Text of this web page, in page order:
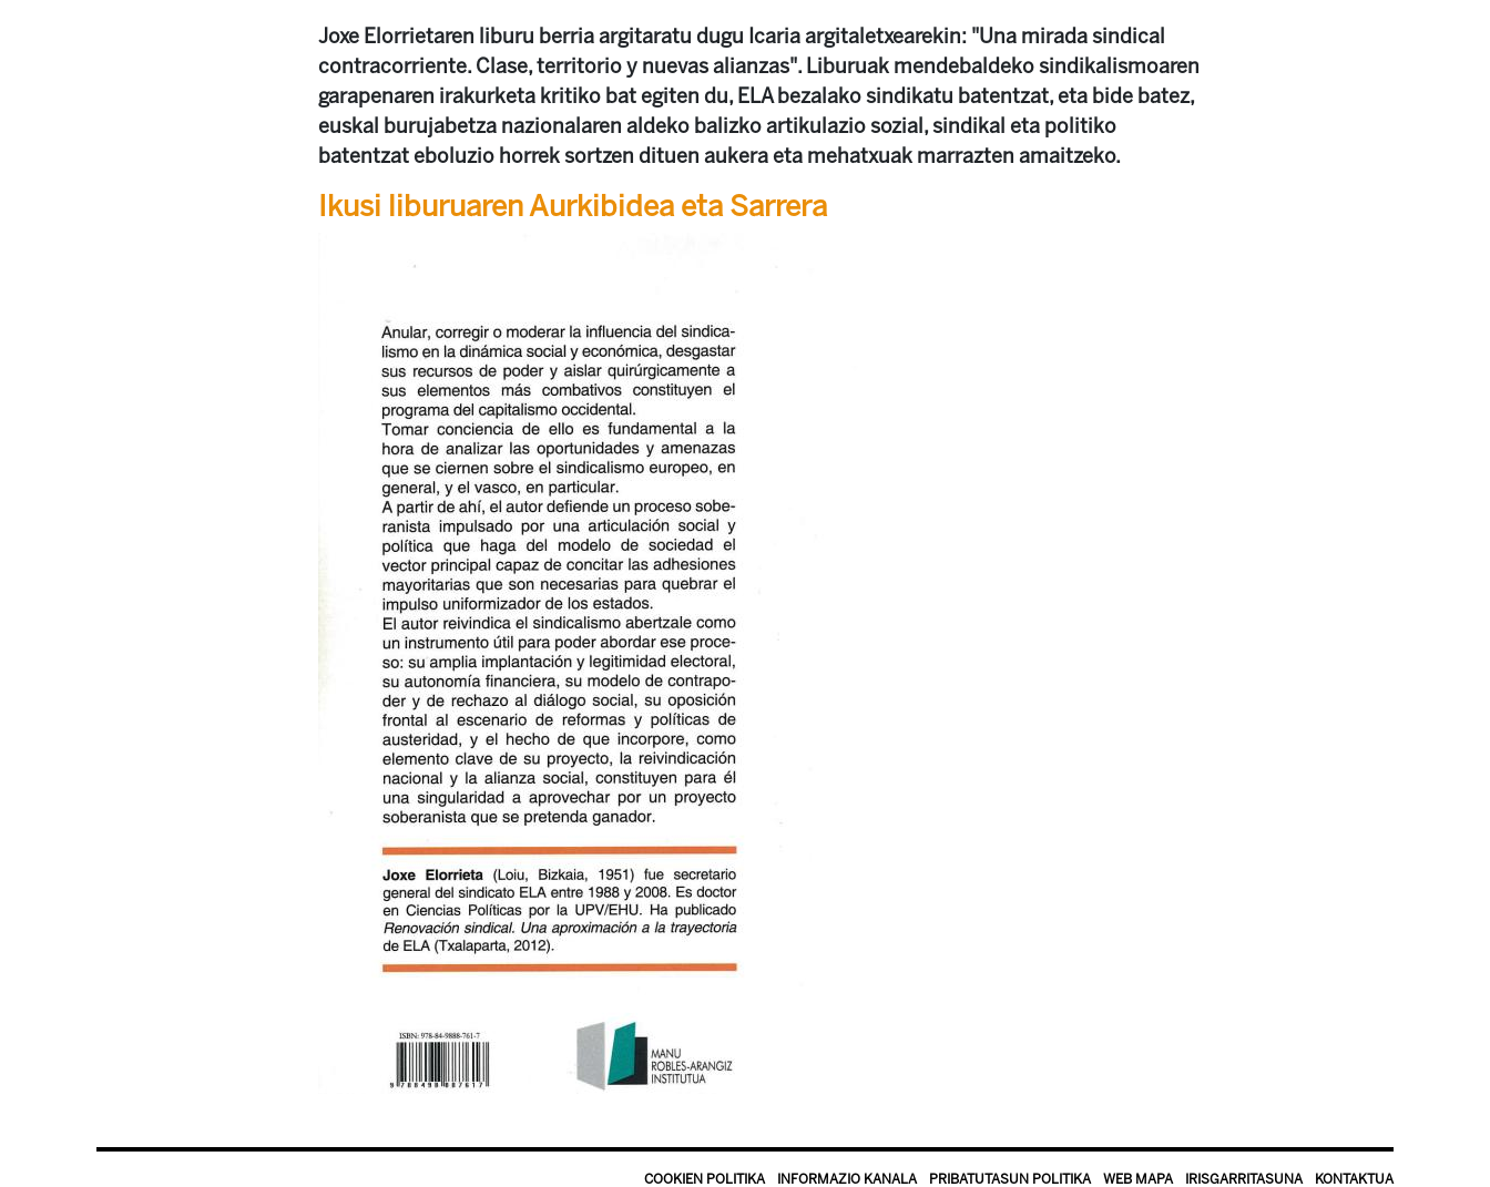
Joxe Elorrietaren liburu berria argitaratu dugu Icaria argitaletxearekin: "Una mirada sindical
contracorriente. Clase, territorio y nuevas alianzas". Liburuak mendebaldeko sindikalismoaren
garapenaren irakurketa kritiko bat egiten du, ELA bezalako sindikatu batentzat, eta bide batez,
euskal burujabetza nazionalaren aldeko balizko artikulazio sozial, sindikal eta politiko
batentzat eboluzio horrek sortzen dituen aukera eta mehatxuak marrazten amaitzeko.
Ikusi liburuaren Aurkibidea eta Sarrera
COOKIEN POLITIKA INFORMAZIO KANALA PRIBATUTASUN POLITIKA WEB MAPA IRISGARRITASUNA KONTAKTUA